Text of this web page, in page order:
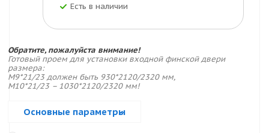
Есть в наличии
Обратите, пожалуйста внимание!
Готовый проем для установки входной финской двери
размера:
M9*21/23 должен быть 930*2120/2320 мм,
M10*21/23 – 1030*2120/2320 мм!
Основные параметры